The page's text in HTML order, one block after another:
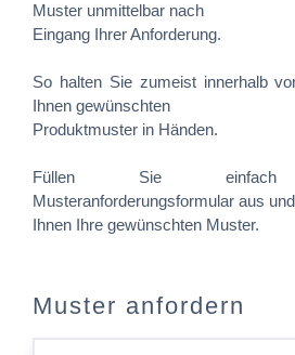
Muster unmittelbar nach
Eingang Ihrer Anforderung.
So halten Sie zumeist innerhalb
Ihnen gewünschten
Produktmuster in Händen.
Füllen Sie einfach
Musteranforderungsformular aus
Ihnen Ihre gewünschten Muster.
Muster anfordern